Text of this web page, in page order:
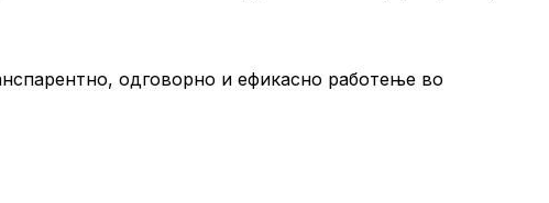
одговорно и ефикасно работење во